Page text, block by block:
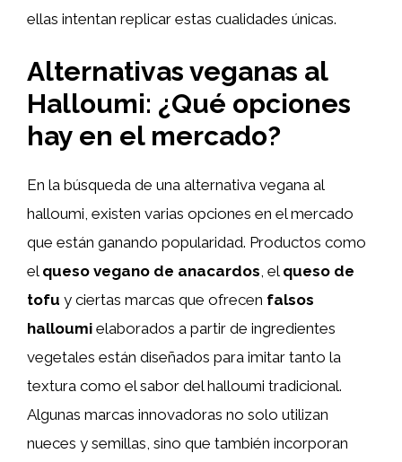
ellas intentan replicar estas cualidades únicas.
Alternativas veganas al
Halloumi: ¿Qué opciones
hay en el mercado?
En la búsqueda de una alternativa vegana al
halloumi, existen varias opciones en el mercado
que están ganando popularidad. Productos como
el queso vegano de anacardos, el queso de
tofu y ciertas marcas que ofrecen falsos
halloumi elaborados a partir de ingredientes
vegetales están diseñados para imitar tanto la
textura como el sabor del halloumi tradicional.
Algunas marcas innovadoras no solo utilizan
nueces y semillas, sino que también incorporan